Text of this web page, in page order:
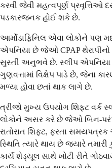
કરવી જેવી મહત્વપૂર્ણ પ્રવૃત્તિઓ
પડકારજનક હોઈ શકે છે.
આર્મોડાફિનિલ એવા લોકોને પણ
એપનિયા છે જેઓ CPAP
સુસ્તી અનુભવે છે. સ્લીપ એપનિયા
ગુણવત્તામાં વિક્ષેપ પાડે છે, જેના
મળ્યા હોવા છતાં થાક લાગે છે.
ત્રીજો મુખ્ય ઉપયોગ શિફ્ટ વર્ક
લોકોને અસર કરે છે જેઓ બિન-
રાતોરાત શિફ્ટ, ફરતા
સ્થિતિ ત્યારે થાય છે જ્યારે
કાર્ય શેડ્યૂલ સાથે ખોટી રીતે